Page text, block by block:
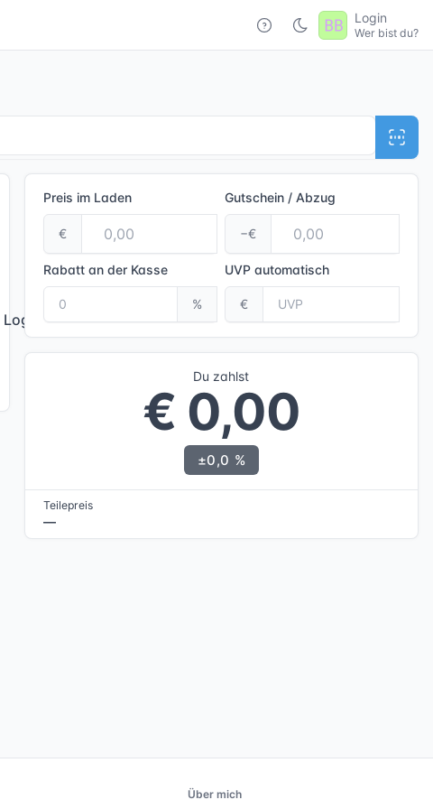
Login
Wer bist du?
Preis im Laden
€
Gutschein / Abzug
−€
Rabatt an der Kasse
%
UVPautomatisch
€
Du zahlst
€ 0,00
±0,0 %
Teilepreis
—
Über mich